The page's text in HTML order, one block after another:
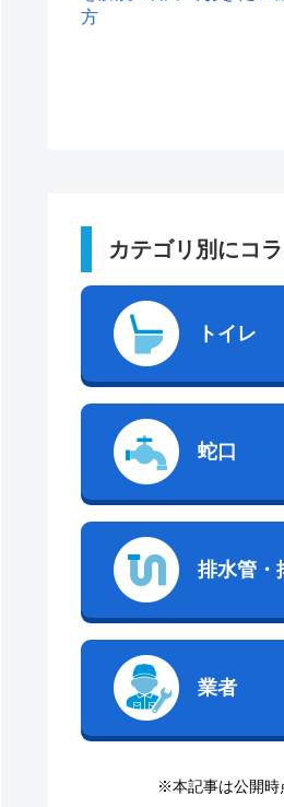
方
カテゴリ別にコ
トイレ
蛇口
排水管・
業者
※本記事は公開時